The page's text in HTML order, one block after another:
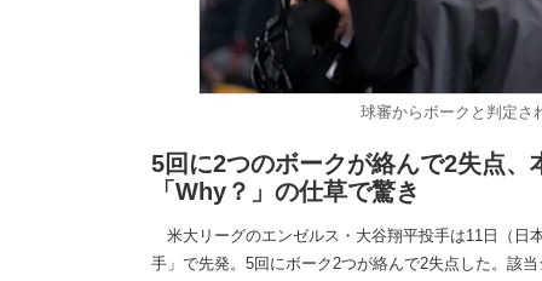
球審からボークと判定さ
5回に2つのボークが絡んで2失点、
「Why？」の仕草で驚き
米大リーグのエンゼルス・大谷翔平投手は11日（日
手」で先発。5回にボーク2つが絡んで2失点した。該